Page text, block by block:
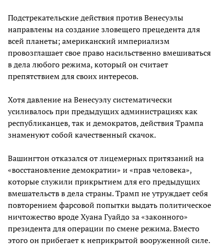
Подстрекательские действия против Венесуэлы
направлены на создание зловещего прецедента для
всей планеты; американский империализм
провозглашает свое право насильственно вмешиваться
в дела любого режима, который он считает
препятствием для своих интересов.
Хотя давление на Венесуэлу систематически
усиливалось при предыдущих администрациях как
республиканцев, так и демократов, действия Трампа
знаменуют собой качественный скачок.
Вашингтон отказался от лицемерных притязаний на
«восстановление демократии» и «прав человека»,
которые служили прикрытием для его предыдущих
вмешательств в дела страны. Трамп не утруждает себя
повторением фарсовой попытки выдать политическое
ничтожество вроде Хуана Гуайдо за «законного»
президента для операции по смене режима. Вместо
этого он прибегает к неприкрытой вооруженной силе.